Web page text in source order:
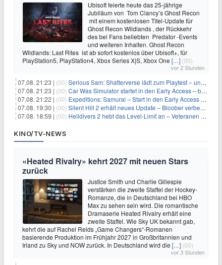
Ubisoft feierte heute das 25-jährige
Jubiläum von Tom Clancy’s Ghost Recon
mit einem kostenlosen Titel-Update für
Ghost Recon Wildlands , der Rückkehr
des bei Fans beliebten Predator -Events
und weiteren Inhalten. Ghost Recon
Wildlands: Last Rites ist ab sofort kostenlos über Ubisoft+, für
PlayStation5, PlayStation4, Xbox Series X|S, Xbox One […] (00)
vor 2 Stunden
07.08. 21:23 | (00) Serious Sam: Shatterverse lädt zum Playtest – und erscheint schon bald!
07.08. 21:23 | (00) Car Was Simulator startet in den Early Access – bald gehts los!
07.08. 21:22 | (00) Expeditions: Samurai – Start in den Early Access ab heute im feudalen Japan
07.08. 19:30 | (00) Silent Hill 2 erhält neues Update – Bloober verbessert Grafik und Performance
07.08. 18:59 | (00) Helldivers 2 hebt das Level-Limit an – Veteranen können endlich weiter aufsteigen
KINO/TV-NEWS
«Heated Rivalry» kehrt 2027 mit neuen Stars
zurück
Justice Smith und Charlie Gillespie
verstärken die zweite Staffel der Hockey-
Romanze, die in Deutschland bei HBO
Max zu sehen sein wird. Die romantische
Dramaserie Heated Rivalry erhält eine
zweite Staffel. Wie Sky UK bekannt gab,
kehrt die auf Rachel Reids „Game Changers“-Romanen
basierende Produktion im Frühjahr 2027 in Großbritannien und
Irland zu Sky und NOW zurück. In Deutschland wird die […] (00)
vor 3 Stunden